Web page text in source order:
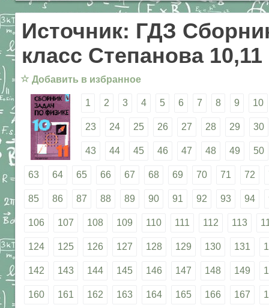
Источник: ГДЗ
класс Степанова 10,11
☆ Добавить в избранное
1 2 3 4 5 6 7 8 9 10
23 24 25 26 27 28 29 30
43 44 45 46 47 48 49 50
63 64 65 66 67 68 69 70 71 72
85 86 87 88 89 90 91 92 93 94
106 107 108 109 110 111 112 113
124 125 126 127 128 129 130 131
142 143 144 145 146 147 148 149
160 161 162 163 164 165 166 167